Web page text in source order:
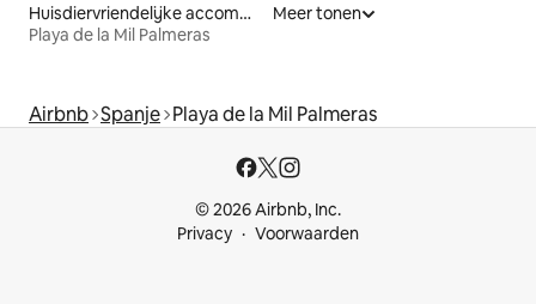
Huisdiervriendelijke accommodaties
Playa de la Mil Palmeras
Meer tonen
Airbnb Spanje Playa de la Mil Palmeras
© 2026 Airbnb, Inc.
Privacy
Voorwaarden